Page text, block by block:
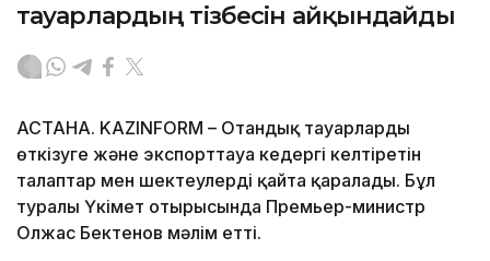
тауарлардың тізбесін айқындайды
АСТАНА. KAZINFORM – Отандық тауарларды
өткізуге және экспорттауға кедергі келтіретін
талаптар мен шектеулерді қайта қаралады. Бұл
туралы Үкімет отырысында Премьер-министр
Олжас Бектенов мәлім етті.